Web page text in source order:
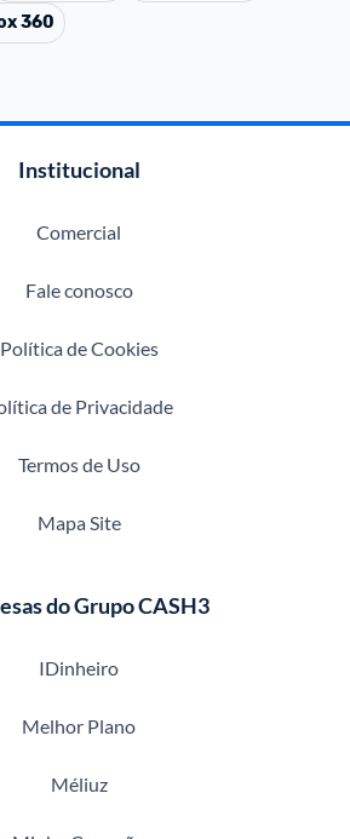
360
Institucional
Comercial
Fale conosco
Política de Cookies
de Privacidade
Termos de Uso
Mapa Site
do Grupo CASH3
IDinheiro
Melhor Plano
Méliuz